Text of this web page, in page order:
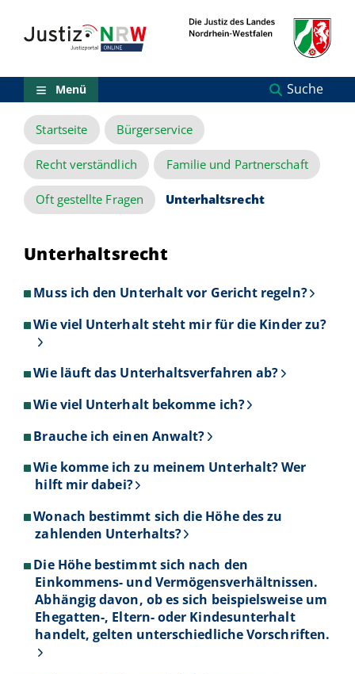
Inhalt
(Sprungmarken)
Menü
Zur
Suche
Zur
NRW-
Entscheidungssuche
Zur
Hauptnavigation
Zum
Zu
Links
einzelnen
Seiten
Menü Suche
Startseite Bürgerservice
Recht verständlich Familie und Partnerschaft
Oft gestellte Fragen Unterhaltsrecht
Unterhaltsrecht
Muss ich den Unterhalt vor Gericht regeln?
Wie viel Unterhalt steht mir für die Kinder zu?
Wie läuft das Unterhaltsverfahren ab?
Wie viel Unterhalt bekomme ich?
Brauche ich einen Anwalt?
Wie komme ich zu meinem Unterhalt? Wer
hilft mir dabei?
Wonach bestimmt sich die Höhe des zu
zahlenden Unterhalts?
Die Höhe bestimmt sich nach den
Einkommens- und Vermögensverhältnissen.
Abhängig davon, ob es sich beispielsweise um
Ehegatten-, Eltern- oder Kindesunterhalt
handelt, gelten unterschiedliche Vorschriften.